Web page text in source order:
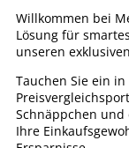
Willkommen bei
Lösung für
unseren
Tauchen Sie ein
Schnäppchen und
Ihre